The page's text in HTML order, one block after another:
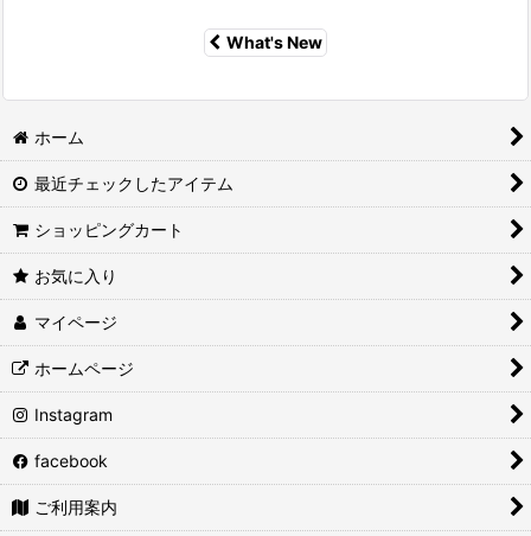
What's New
ホーム
最近チェックしたアイテム
ショッピングカート
お気に入り
マイページ
ホームページ
Instagram
facebook
ご利用案内